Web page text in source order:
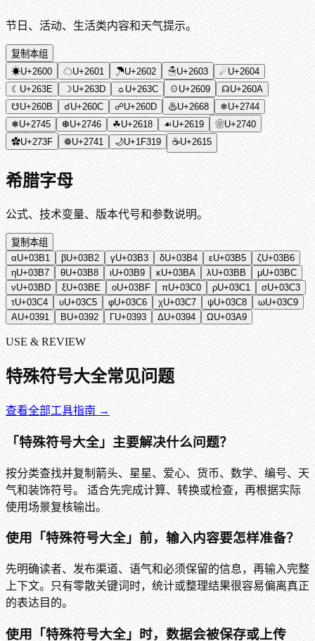
节日、活动、生活类内容和天气提示。
复制本组
☀U+2600 ☁U+2601 ☂U+2602 ☃U+2603 ☄U+2604
☾ U+263E ☽U+263D ☼ U+263C ☉ U+2609 ☊U+260A
☋U+260B ☌U+260C ☍U+260D ♨U+2668 ❄U+2744
❅U+2745 ❆U+2746 ☘U+2618 ☙U+2619 ❀U+2740
✿U+273F ❁U+2741 🌙U+1F319 ☕U+2615
希腊字母
公式、技术变量、版本代号和参数说明。
复制本组
αU+03B1 βU+03B2 γU+03B3 δU+03B4 εU+03B5 ζU+03B6
ηU+03B7 θU+03B8 ιU+03B9 κU+03BA λU+03BB μU+03BC
νU+03BD ξU+03BE οU+03BF πU+03C0 ρU+03C1 σU+03C3
τU+03C4 υU+03C5 φU+03C6 χU+03C7 ψU+03C8 ωU+03C9
ΑU+0391 ΒU+0392 ΓU+0393 ΔU+0394 ΩU+03A9
USE & REVIEW
特殊符号大全常见问题
查看全部工具指南 →
「特殊符号大全」主要解决什么问题？
按分类查找并复制箭头、星星、爱心、货币、数学、编号、天
气和装饰符号。 适合先完成计算、转换或检查，再根据实际
使用场景复核输出。
使用「特殊符号大全」前，输入内容要怎样准备？
先明确读者、发布渠道、语气和必须保留的信息，再输入完整
上下文。只有零散关键词时，统计或整理结果很容易偏离真正
的表达目的。
使用「特殊符号大全」时，数据会被保存或上传